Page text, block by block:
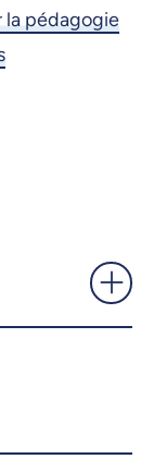
la pédagogie